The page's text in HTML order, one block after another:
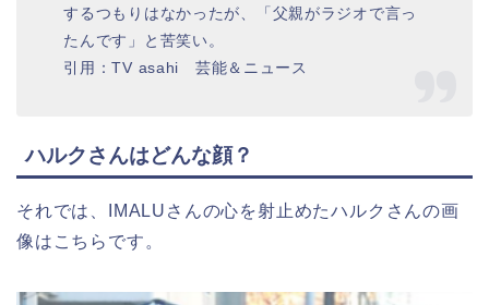
するつもりはなかったが、「父親がラジオで言っ
たんです」と苦笑い。
引用：TV asahi 芸能＆ニュース
ハルクさんはどんな顔？
それでは、IMALUさんの心を射止めたハルクさんの画
像はこちらです。